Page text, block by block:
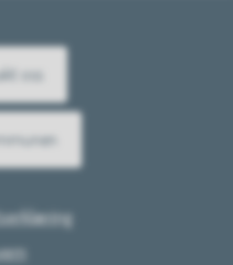
oss